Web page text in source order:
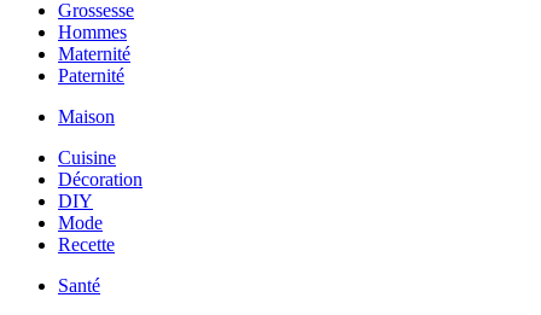
Grossesse
Hommes
Maternité
Paternité
Maison
Cuisine
Décoration
DIY
Mode
Recette
Santé